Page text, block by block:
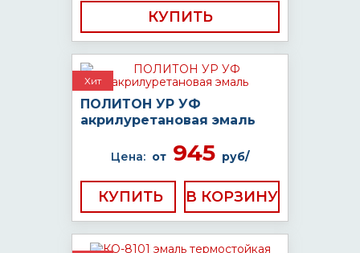
КУПИТЬ
Хит
ПОЛИТОН УР УФ
акрилуретановая эмаль
Цена: от 945 руб/
КУПИТЬ